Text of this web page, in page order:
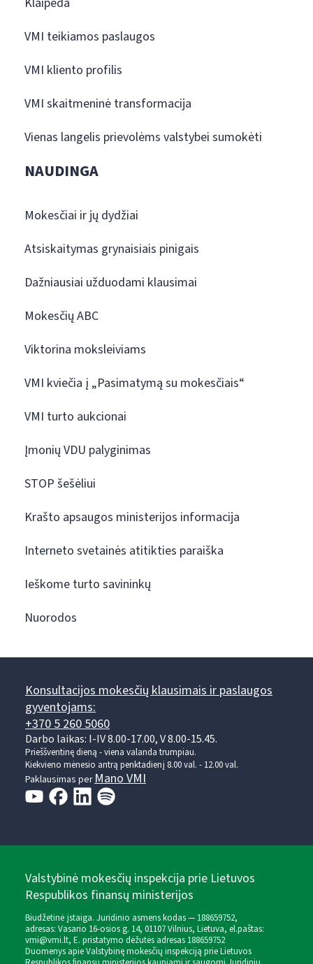
VMI teikiamos paslaugos
VMI kliento profilis
VMI skaitmeninė transformacija
Vienas langelis prievolėms valstybei sumokėti
NAUDINGA
Mokesčiai ir jų dydžiai
Atsiskaitymas grynaisiais pinigais
Dažniausiai užduodami klausimai
Mokesčių ABC
Viktorina moksleiviams
VMI kviečia į „Pasimatymą su mokesčiais“
VMI turto aukcionai
Įmonių VDU palyginimas
STOP šešėliui
Krašto apsaugos ministerijos informacija
Interneto svetainės atitikties paraiška
Ieškome turto savininkų
Nuorodos
Konsultacijos mokesčių klausimais ir paslaugos
gyventojams:
+370 5 260 5060
Darbo laikas: I-IV 8.00-17.00, V 8.00-15.45.
Prieššventinę dieną - viena valanda trumpiau.
Kiekvieno mėnesio antrą penktadienį 8.00 val. - 12.00 val.
Paklausimas per Mano VMI
Valstybinė mokesčių inspekcija prie Lietuvos
Respublikos finansų ministerijos
Biudžetinė įstaiga. Juridinio asmens kodas — 188659752,
adresas: Vasario 16-osios g. 14, 01107 Vilnius, Lietuva, el.paštas:
vmi@vmi.lt, E. pristatymo dėžutės adresas 188659752
Duomenys apie Valstybinę mokesčių inspekciją prie Lietuvos